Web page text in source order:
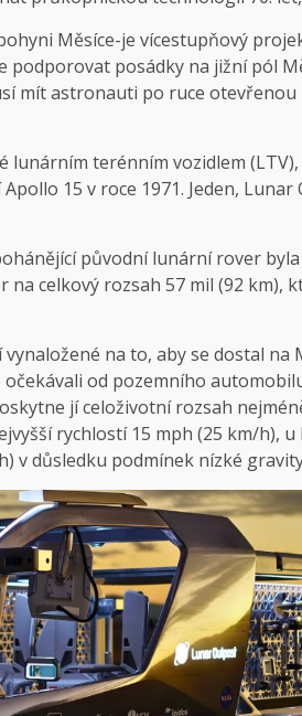
Měsíce-je vícestupňový
posádky na jižní pól
mít astronauti po ruce
lunárním terénním vozidlem
15 v roce 1971. Jeden, Lunar
původní lunární rover
celkový rozsah 57 mil (92 km),
na to, aby se dostal na
od pozemního
jí celoživotní rozsah
rychlostí 15 mph (25 km/h), u
v důsledku podmínek nízké